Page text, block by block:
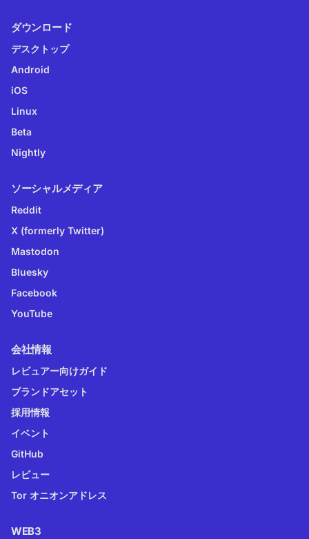
ダウンロード
デスクトップ
Android
iOS
Linux
Beta
Nightly
ソーシャルメディア
Reddit
X (formerly Twitter)
Mastodon
Bluesky
Facebook
YouTube
会社情報
レビュアー向けガイド
ブランドアセット
採用情報
イベント
GitHub
レビュー
Tor オニオンアドレス
WEB3